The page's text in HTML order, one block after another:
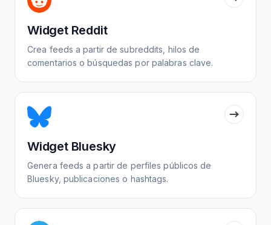
Widget Reddit
Crea feeds a partir de subreddits, hilos de
comentarios o búsquedas por palabras clave.
Widget Bluesky
Genera feeds a partir de perfiles públicos de
Bluesky, publicaciones o hashtags.